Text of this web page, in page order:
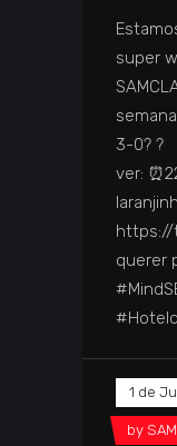
super
3-0? ?
ver:
https://
querer
1 de
by